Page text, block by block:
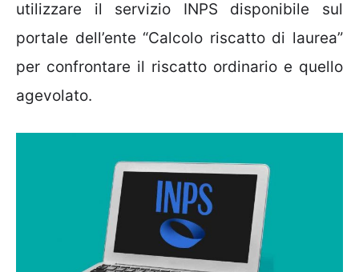
utilizzare il servizio INPS disponibile sul
portale dell’ente “Calcolo riscatto di laurea”
per confrontare il riscatto ordinario e quello
agevolato.